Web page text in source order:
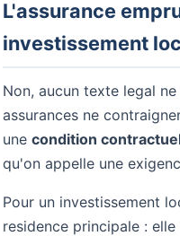
L'assurance
investissement
Non, aucun texte legal
assurances ne
une condition
qu'on appelle une
Pour un investissement
residence principale :